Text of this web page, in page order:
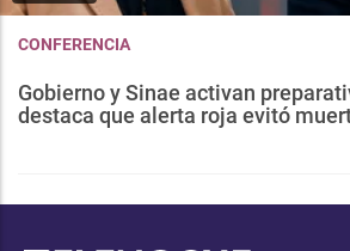
CONFERENCIA
Gobierno y Sinae activan
destaca que alerta roja evitó